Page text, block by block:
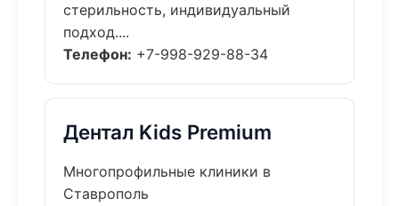
стерильность, индивидуальный
подход....
Телефон: +7-998-929-88-34
Дентал Kids Premium
Многопрофильные клиники в
Ставрополь